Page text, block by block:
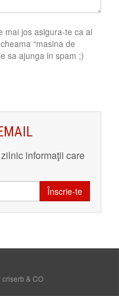
mai jos asigura-te ca ai
“masina de
sa ajunga in spam ;)
informaţii care
Înscrie-te
criserb & CO